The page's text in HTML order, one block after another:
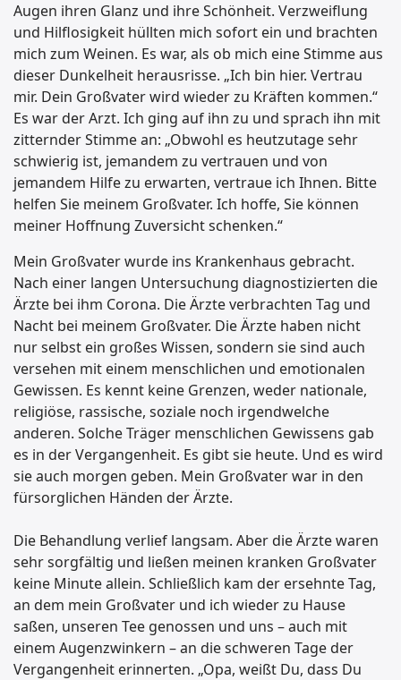
Augen ihren Glanz und ihre Schönheit. Verzweiflung
und Hilflosigkeit hüllten mich sofort ein und brachten
mich zum Weinen. Es war, als ob mich eine Stimme aus
dieser Dunkelheit herausrisse. „Ich bin hier. Vertrau
mir. Dein Großvater wird wieder zu Kräften kommen.“
Es war der Arzt. Ich ging auf ihn zu und sprach ihn mit
zitternder Stimme an: „Obwohl es heutzutage sehr
schwierig ist, jemandem zu vertrauen und von
jemandem Hilfe zu erwarten, vertraue ich Ihnen. Bitte
helfen Sie meinem Großvater. Ich hoffe, Sie können
meiner Hoffnung Zuversicht schenken.“
Mein Großvater wurde ins Krankenhaus gebracht.
Nach einer langen Untersuchung diagnostizierten die
Ärzte bei ihm Corona. Die Ärzte verbrachten Tag und
Nacht bei meinem Großvater. Die Ärzte haben nicht
nur selbst ein großes Wissen, sondern sie sind auch
versehen mit einem menschlichen und emotionalen
Gewissen. Es kennt keine Grenzen, weder nationale,
religiöse, rassische, soziale noch irgendwelche
anderen. Solche Träger menschlichen Gewissens gab
es in der Vergangenheit. Es gibt sie heute. Und es wird
sie auch morgen geben. Mein Großvater war in den
fürsorglichen Händen der Ärzte.
Die Behandlung verlief langsam. Aber die Ärzte waren
sehr sorgfältig und ließen meinen kranken Großvater
keine Minute allein. Schließlich kam der ersehnte Tag,
an dem mein Großvater und ich wieder zu Hause
saßen, unseren Tee genossen und uns – auch mit
einem Augenzwinkern – an die schweren Tage der
Vergangenheit erinnerten. „Opa, weißt Du, dass Du